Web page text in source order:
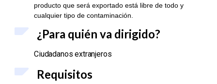
producto que será exportado está libre de todo y
cualquier tipo de contaminación.
¿Para quién va dirigido?
Ciudadanos extranjeros
Requisitos